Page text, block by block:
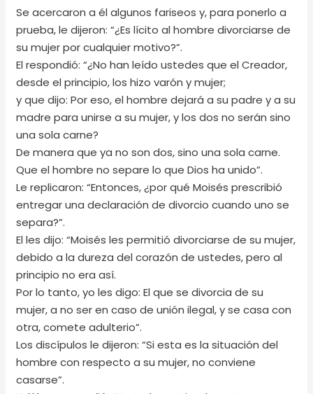
Se acercaron a él algunos fariseos y, para ponerlo a
prueba, le dijeron: “¿Es lícito al hombre divorciarse de
su mujer por cualquier motivo?”.
El respondió: “¿No han leído ustedes que el Creador,
desde el principio, los hizo varón y mujer;
y que dijo: Por eso, el hombre dejará a su padre y a su
madre para unirse a su mujer, y los dos no serán sino
una sola carne?
De manera que ya no son dos, sino una sola carne.
Que el hombre no separe lo que Dios ha unido”.
Le replicaron: “Entonces, ¿por qué Moisés prescribió
entregar una declaración de divorcio cuando uno se
separa?”.
El les dijo: “Moisés les permitió divorciarse de su mujer,
debido a la dureza del corazón de ustedes, pero al
principio no era así.
Por lo tanto, yo les digo: El que se divorcia de su
mujer, a no ser en caso de unión ilegal, y se casa con
otra, comete adulterio”.
Los discípulos le dijeron: “Si esta es la situación del
hombre con respecto a su mujer, no conviene
casarse”.